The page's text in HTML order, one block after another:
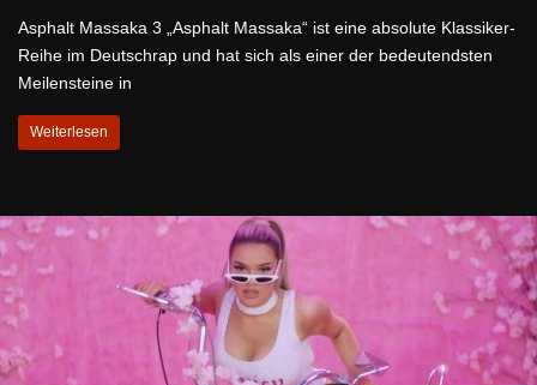
Asphalt Massaka 3 „Asphalt Massaka“ ist eine absolute Klassiker-
Reihe im Deutschrap und hat sich als einer der bedeutendsten
Meilensteine in
Weiterlesen